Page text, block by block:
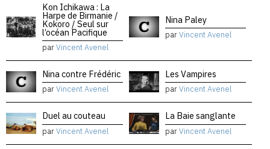
Kon Ichikawa : La
Harpe de Birmanie /
Kokoro / Seul sur
l’océan Pacifique
parVincent Avenel
Nina Paley
parVincent Avenel
Nina contre Frédéric
parVincent Avenel
Les Vampires
parVincent Avenel
Duel au couteau
parVincent Avenel
La Baie sanglante
parVincent Avenel